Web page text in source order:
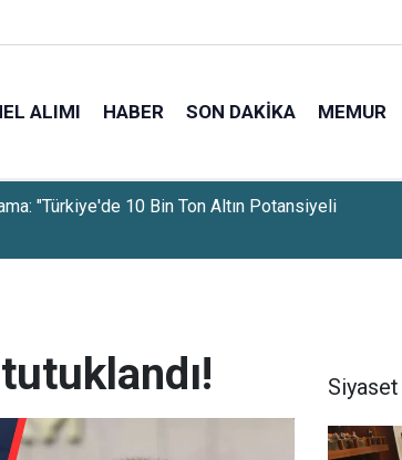
ALIMI HABER SON DAKIKA MEMUR
Şartsız 468 İşçi Alımı Başvuruları Başladı
Siyaset